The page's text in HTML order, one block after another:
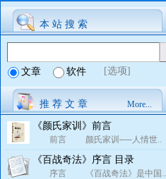
本 站 搜 索
文章 软件 [选项]
推 荐 文 章 More...
《颜氏家训》前言
前言 颜氏家训──人情世..
《百战奇法》序言 目录
序言 《百战奇法》是中国..